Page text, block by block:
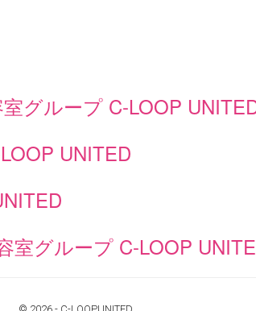
グループ C-LOOP
UNITED
室グループ C-LOOP